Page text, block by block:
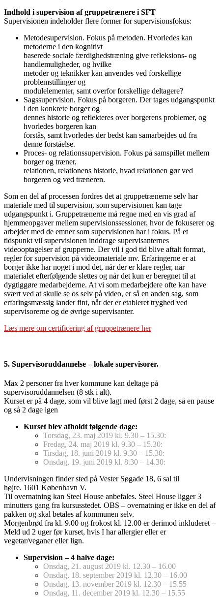
Indhold i supervision af gruppetrænere i SFT
Supervisionen indeholder flere former for supervisionsfokus:
Metodesupervision. Fokus på metoden. Hvorledes kan
metoderne i den kognitivt
baserede sociale færdighedstræning give refleksions- og
handlemuligheder, og hvilke
metoder og teknikker kan anvendes ved forskellige
problemstillinger og
modulelementer, samt overfor forskellige deltagere?
Sagssupervision. Fokus på borgeren. Der tages udgangspunkt
i den konkrete borger og
dennes historie og reflekteres over borgerens problemer, og
hvorledes borgeren kan
forstås, samt hvorledes der bedst kan samarbejdes ud fra
denne forståelse.
Proces- og relationssupervision. Fokus på samspillet mellem
borger og træner,
relationen, relationens historie, hvad relationen gør ved
borgeren og ved træneren.
Som en del af processen fordres det at gruppetrænerne selv har
materiale med til supervision, som supervisionen kan tage
udgangspunkt i. Gruppetrænerne må regne med en vis grad af
hjemmeopgaver mellem supervisionssessioner, hvor de fokuserer og
arbejder med de emner som supervisionen har i fokus. På et
tidspunkt vil supervisionen inddrage supervisanternes
videooptagelser af grupperne. Der vil i god tid blive aftalt format,
regler for supervision på videomateriale mv. Erfaringerne er at
borger ikke har noget i mod det, når der er klare regler, når
materialet efterfølgende slettes og når det kun er beregnet til at
dygtiggøre medarbejderne. At vi som medarbejdere ofte kan have
svært ved at skulle se os selv på video, er så en anden sag, som
erfaringsmæssig lander fint, når der er etableret tryghed ved
supervisorerne og de øvrige supervisanter.
Læs mere om certificering af gruppetrænere her
5. Supervisoruddannelse – lokale supervisorer.
Max 2 personer fra hver kommune kan deltage på
supervisoruddannelsen (8 stk i alt).
Kurset er på 4 dage, som vil blive lagt med først 2 dage, så en pause
og så 2 dage igen
Kurset blev afholdt følgende dage:
Torsdag, 23. maj 2019 kl. 9.30 – 15.30:
Fredag, 24. maj 2019 kl. 9.30 – 15.30:
Tirsdag, 18. juni 2019 kl. 9.30 – 15.30:
Onsdag, 19. juni 2019 kl. 8.30 – 14.30:
Undervisningen finder sted på Vester Søgade 18, 6 sal til
højre. 1601 København V.
Til overnatning kan Steel House anbefales. Steel House ligger 3
minutters gang fra kursusstedet. OBS – overnatning er ikke en del af
pakken og skal betales af kommunen selv.
Morgenbrød fra kl. 9.00 og frokost kl. 12.00 er derimod inkluderet –
Meld ud 2 uger før kurset, hvis I har allergier eller er
vegetar/veganer eller lign.
Supervision – 4 halve dage:
Onsdag, 21. august 2019 kl. 12.30 – 16.00
Onsdag, 18. september 2019 kl. 12.30 – 16.00
Onsdag, 13. november 2019 kl. 12.30 – 15.55
Onsdag, 11. december 2019 kl. 12.30 – 15.55